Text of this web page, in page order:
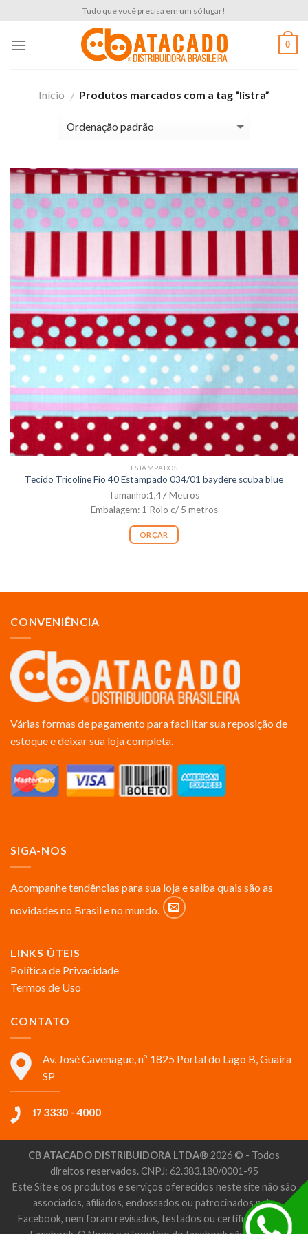
content
Tudo que você precisa em um só lugar!
0
Início / Produtos marcados com a tag “listra”
ESTAMPADOS
Tecido Tricoline Fio 40 Estampado 034/01 baydere scuba blue
Tamanho:1,47 Metros
Embalagem: 1 Rolo c/ 5 metros
ORÇAR
CONVENIÊNCIA
Várias formas de pagamento para facilitar sua reposição de
estoque e deixar sua loja completa.
SIGA-NOS
Acompanhe tendências para sua loja e saiba quais são as
novidades no Brasil e no mundo.
LINKS ÚTEIS
Política de Privacidade
Termos de Uso
CONTATO
Av. José Cavenague, nº 1825 Portal do Lago B, Guaira
SP
17 3330 - 4000
CB ATACADO DISTRIBUIDORA LTDA® 2026 © - Todos
direitos reservados. CNPJ: 62.383.180/0001-95
Este Site e os produtos e serviços oferecidos neste site não são
associados, afiliados, endossados ou patrocinados pelo
Facebook, nem foram revisados, testados ou certificados pelo